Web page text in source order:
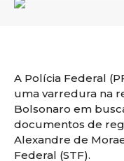
A Polícia Federal
uma varredura na
Bolsonaro em
documentos de
Alexandre de
Federal (STF).